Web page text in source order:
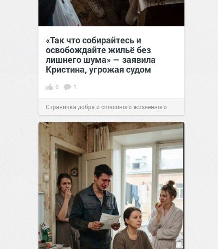
«Так что собирайтесь и
освобождайте жильё без
лишнего шума» — заявила
Кристина, угрожая судом
0 1
Страничка добра и сплошного жизненного
позитива!00:2807 авг 2026